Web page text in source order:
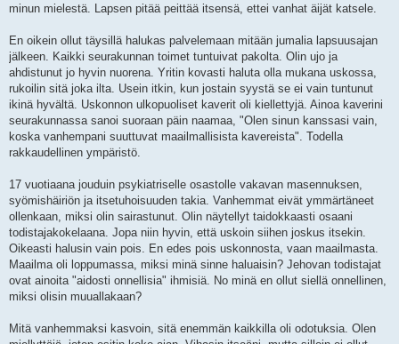
minun mielestä. Lapsen pitää peittää itsensä, ettei vanhat äijät katsele.
En oikein ollut täysillä halukas palvelemaan mitään jumalia lapsuusajan
jälkeen. Kaikki seurakunnan toimet tuntuivat pakolta. Olin ujo ja
ahdistunut jo hyvin nuorena. Yritin kovasti haluta olla mukana uskossa,
rukoilin sitä joka ilta. Usein itkin, kun jostain syystä se ei vain tuntunut
ikinä hyvältä. Uskonnon ulkopuoliset kaverit oli kiellettyjä. Ainoa kaverini
seurakunnassa sanoi suoraan päin naamaa, "Olen sinun kanssasi vain,
koska vanhempani suuttuvat maailmallisista kavereista". Todella
rakkaudellinen ympäristö.
17 vuotiaana jouduin psykiatriselle osastolle vakavan masennuksen,
syömishäiriön ja itsetuhoisuuden takia. Vanhemmat eivät ymmärtäneet
ollenkaan, miksi olin sairastunut. Olin näytellyt taidokkaasti osaani
todistajakokelaana. Jopa niin hyvin, että uskoin siihen joskus itsekin.
Oikeasti halusin vain pois. En edes pois uskonnosta, vaan maailmasta.
Maailma oli loppumassa, miksi minä sinne haluaisin? Jehovan todistajat
ovat ainoita "aidosti onnellisia" ihmisiä. No minä en ollut siellä onnellinen,
miksi olisin muuallakaan?
Mitä vanhemmaksi kasvoin, sitä enemmän kaikkilla oli odotuksia. Olen